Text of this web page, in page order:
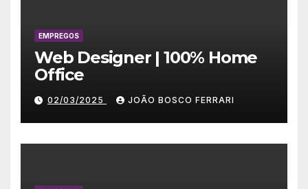
EMPREGOS
Web Designer | 100% Home
Office
02/03/2025 JOÃO BOSCO FERRARI